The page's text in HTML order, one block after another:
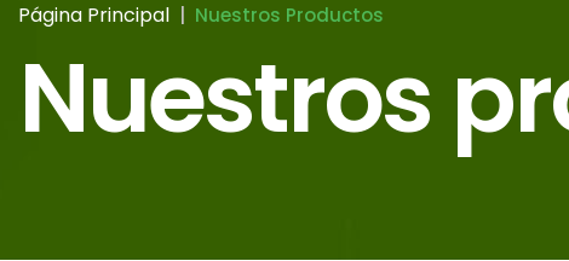
Página Principal Nuestros Productos
Nuestros